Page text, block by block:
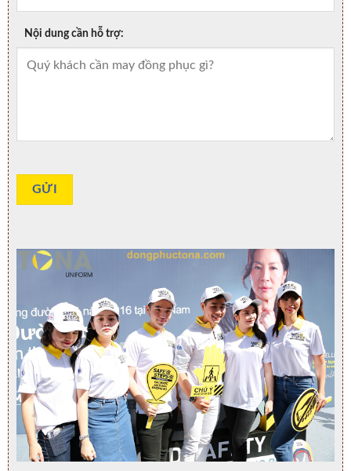
Nội dung cần hỗ trợ: